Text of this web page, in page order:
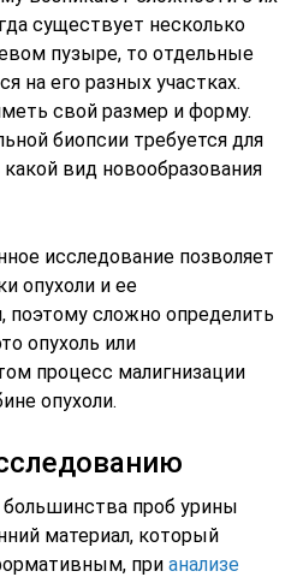
существует несколько
пузыре, то отдельные
на его разных участках.
свой размер и форму.
биопсии требуется для
вид новообразования
исследование позволяет
опухоли и ее
поэтому сложно определить
опухоль или
процесс малигнизации
опухоли.
проб урины
материал, который
прианализе